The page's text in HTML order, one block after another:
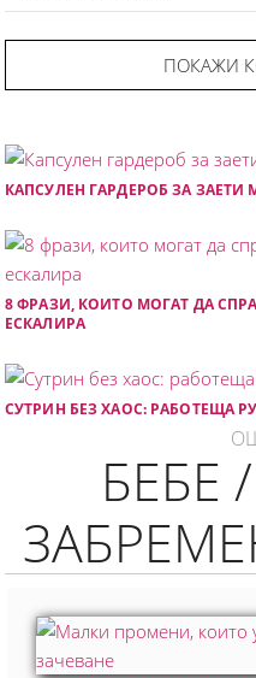
ПОКАЖИ
КАПСУЛЕН ГАРДЕРОБ ЗА ЗАЕТИ
8 ФРАЗИ, КОИТО МОГАТ ДА
ЕСКАЛИРА
СУТРИН БЕЗ ХАОС: РАБОТЕЩА
БЕБЕ